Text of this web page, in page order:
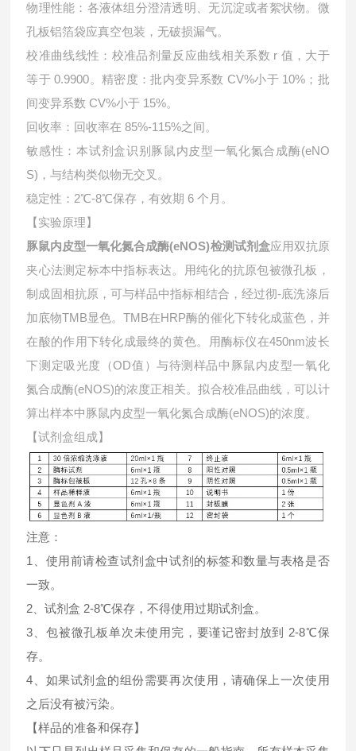
物理性能：各液体组分澄清透明、无沉淀或者絮状物。微
孔板铝箔袋应真空包装，无破损漏气。
校准曲线线性：校准品剂量反应曲线相关系数 r 值，大于
等于 0.9900。精密度：批内变异系数 CV%小于 10%；批
间变异系数 CV%小于 15%。
回收率：回收率在 85%-115%之间。
敏感性：本试剂盒识别 豚鼠内皮型一氧化氮合成酶(eNO
S)，与结构类似物无交叉。
稳定性：2℃-8℃保存，有效期 6 个月。
【实验原理】
豚鼠内皮型一氧化氮合成酶(eNOS)检测试剂盒应用双抗原
夹心法测定标本中指标表达。用纯化的抗原包被微孔板，
制成固相抗原，可与样品中指标相结合，经过彻-底洗涤后
加底物TMB显色。TMB在HRP酶的催化下转化成蓝色，并
在酸的作用下转化成最终的黄色。用酶标仪在450nm波长
下测定吸光度（OD值）与待测样品中 豚鼠内皮型一氧化
氮合成酶(eNOS)的浓度正相关。拟合校准品曲线，可以计
算出样本中 豚鼠内皮型一氧化氮合成酶(eNOS)的浓度。
【试剂盒组成】
注意：
1、使用前请检查试剂盒中试剂的标签和数量与表格是否
一致。
2、试剂盒 2-8℃保存，不得使用过期试剂盒。
3、包被微孔板单次未使用完，要谨记密封放到 2-8℃保
存。
4、如果试剂盒的组份需要再次使用，请确保上一次使用
之后没有被污染。
【样品的准备和保存】